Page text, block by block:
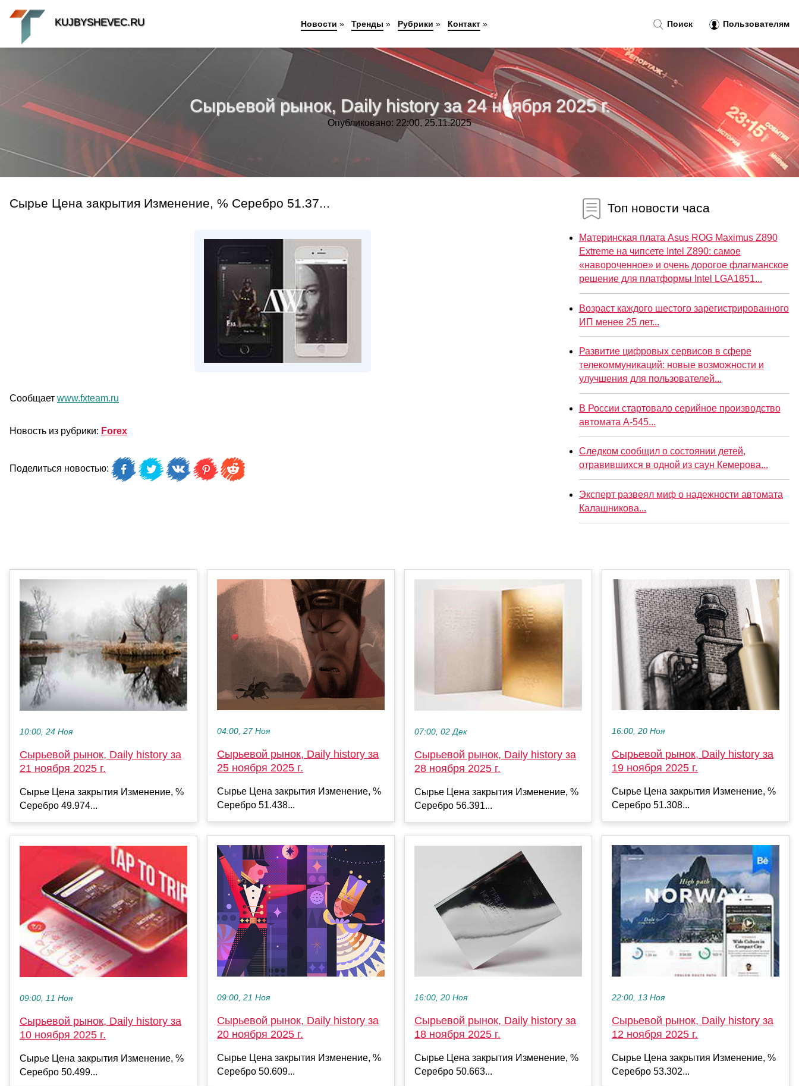
Сырьевой рынок, Daily history за 24 ноября 2025 г.
Опубликовано: 22:00, 25.11.2025
Сырье Цена закрытия Изменение, % Серебро 51.37...
Сообщает www.fxteam.ru
Новость из рубрики: Forex
Поделиться новостью:
Топ новости часа
Материнская плата Asus ROG Maximus Z890
Extreme на чипсете Intel Z890: самое
«навороченное» и очень дорогое флагманское
решение для платформы Intel LGA1851...
Возраст каждого шестого зарегистрированного
ИП менее 25 лет...
Развитие цифровых сервисов в сфере
телекоммуникаций: новые возможности и
улучшения для пользователей...
В России стартовало серийное производство
автомата А-545...
Следком сообщил о состоянии детей,
отравившихся в одной из саун Кемерова...
Эксперт развеял миф о надежности автомата
Калашникова...
10:00, 24 Ноя
Сырьевой рынок, Daily history за
21 ноября 2025 г.
Сырье Цена закрытия Изменение, %
Серебро 49.974...
09:00, 11 Ноя
Сырьевой рынок, Daily history за
10 ноября 2025 г.
Сырье Цена закрытия Изменение, %
Серебро 50.499...
04:00, 27 Ноя
Сырьевой рынок, Daily history за
25 ноября 2025 г.
Сырье Цена закрытия Изменение, %
Серебро 51.438...
09:00, 21 Ноя
Сырьевой рынок, Daily history за
20 ноября 2025 г.
Сырье Цена закрытия Изменение, %
Серебро 50.609...
07:00, 02 Дек
Сырьевой рынок, Daily history за
28 ноября 2025 г.
Сырье Цена закрытия Изменение, %
Серебро 56.391...
16:00, 20 Ноя
Сырьевой рынок, Daily history за
18 ноября 2025 г.
Сырье Цена закрытия Изменение, %
Серебро 50.663...
16:00, 20 Ноя
Сырьевой рынок, Daily history за
19 ноября 2025 г.
Сырье Цена закрытия Изменение, %
Серебро 51.308...
22:00, 13 Ноя
Сырьевой рынок, Daily history за
12 ноября 2025 г.
Сырье Цена закрытия Изменение, %
Серебро 53.302...
Поиск Пользователям
KUJBYSHEVEC.RU Новости » Тренды » Рубрики » Контакт»